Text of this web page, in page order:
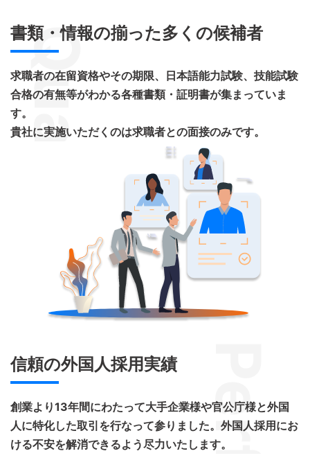
書類・情報の揃った多くの候補者
求職者の在留資格やその期限、日本語能力試験、技能試験
合格の有無等がわかる各種書類・証明書が集まっていま
す。
貴社に実施いただくのは求職者との面接のみです。
Quality
信頼の外国人採用実績
創業より13年間にわたって大手企業様や官公庁様と外国
人に特化した取引を行なって参りました。外国人採用にお
ける不安を解消できるよう尽力いたします。